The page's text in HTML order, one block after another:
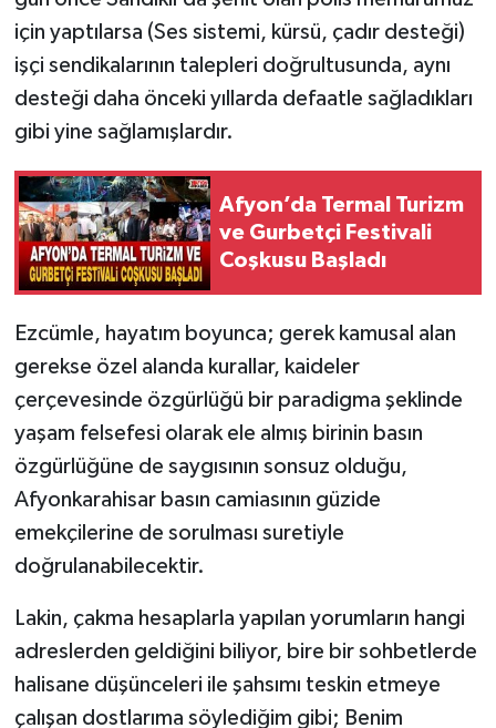
için yaptılarsa (Ses sistemi, kürsü, çadır desteği)
işçi sendikalarının talepleri doğrultusunda, aynı
desteği daha önceki yıllarda defaatle sağladıkları
gibi yine sağlamışlardır.
Afyon’da Termal Turizm
ve Gurbetçi Festivali
Coşkusu Başladı
Ezcümle, hayatım boyunca; gerek kamusal alan
gerekse özel alanda kurallar, kaideler
çerçevesinde özgürlüğü bir paradigma şeklinde
yaşam felsefesi olarak ele almış birinin basın
özgürlüğüne de saygısının sonsuz olduğu,
Afyonkarahisar basın camiasının güzide
emekçilerine de sorulması suretiyle
doğrulanabilecektir.
Lakin, çakma hesaplarla yapılan yorumların hangi
adreslerden geldiğini biliyor, bire bir sohbetlerde
halisane düşünceleri ile şahsımı teskin etmeye
çalışan dostlarıma söylediğim gibi; Benim